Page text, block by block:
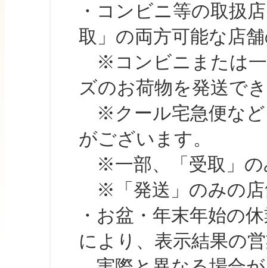
・コンビニ等の取扱
取」の両方可能な店
※コンビニまたは一
ズのお荷物を発送で
※クール宅急便など
がございます。
※一部、「受取」の
※「発送」のみの店
・お盆・年末年始の
により、表示結果の